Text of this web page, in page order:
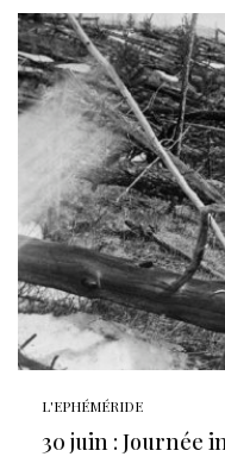
L'EPHÉMÉRIDE
30 juin : Journée